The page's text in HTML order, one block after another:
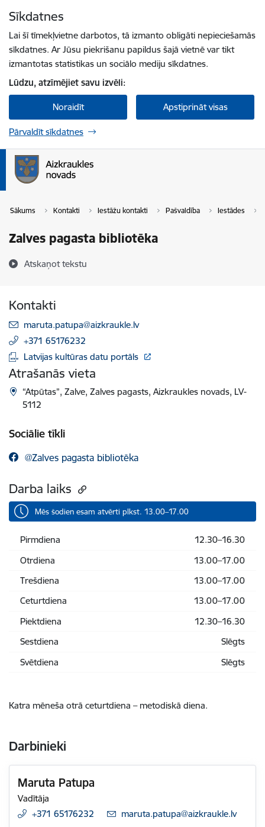
Sīkdatnes
Lai šī tīmekļvietne darbotos, tā izmanto obligāti nepieciešamās
sīkdatnes. Ar Jūsu piekrišanu papildus šajā vietnē var tikt
izmantotas statistikas un sociālo mediju sīkdatnes.
Lūdzu, atzīmējiet savu izvēli:
Noraidīt Apstiprināt visas
Pārvaldīt sīkdatnes
Sākums Kontakti Iestāžu kontakti Pašvaldība Iestādes
Zalves pagasta bibliotēka
Atskaņot tekstu
Kontakti
E-pasts:
maruta.patupa@aizkraukle.lv
+371 65176232
Latvijas kultūras datu portāls
Atrašanās vieta
“Atpūtas”, Zalve, Zalves pagasts, Aizkraukles novads, LV-
5112
Sociālie tīkli
@Zalves pagasta bibliotēka
Darba laiks
Mēs šodien esam atvērti plkst. 13.00–17.00
Pirmdiena
12.30–16.30
Otrdiena
13.00–17.00
Trešdiena
13.00–17.00
Ceturtdiena
13.00–17.00
Piektdiena
12.30–16.30
Sestdiena
Slēgts
Svētdiena
Slēgts
Katra mēneša otrā ceturtdiena – metodiskā diena.
Darbinieki
Maruta Patupa
Vadītāja
+371 65176232
E-pasts:
maruta.patupa@aizkraukle.lv